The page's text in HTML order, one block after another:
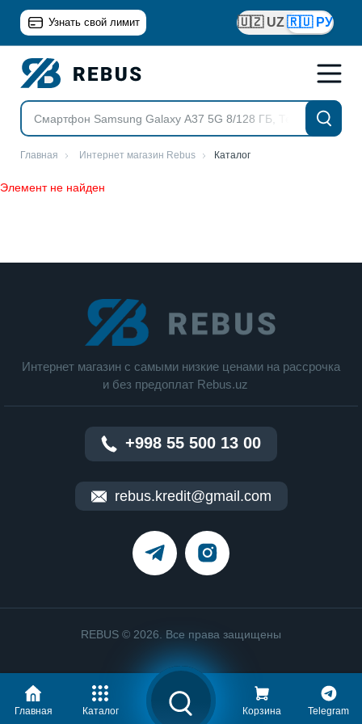
Узнать свой лимит 🇺🇿 UZ🇷🇺 РУ
Главная Интернет магазин Rebus Каталог
Элемент не найден
Интернет магазин c cамыми низкие ценами на рассрочка
и без предоплат Rebus.uz
+998 55 500 13 00
rebus.kredit@gmail.com
REBUS © 2026. Все права защищены
Главная Каталог Корзина Telegram